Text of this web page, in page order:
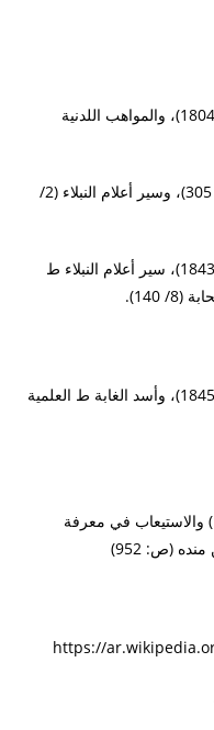
الاستيعاب في معرفة الأصحاب (4/ 1804)، والمواهب اللدنية
انظر الطبقات الكبرى لابن سعد (8/ 305)، وسير أعلام النبلاء (2/
الاستيعاب في معرفة الأصحاب (4/ 1843)، سير أعلام النبلاء ط
الاستيعاب في معرفة الأصحاب (4/ 1845)، وأسد الغابة ط العلمية
تاريخ مولد العلماء ووفياتهم (1/ 142) والاستيعاب في معرفة